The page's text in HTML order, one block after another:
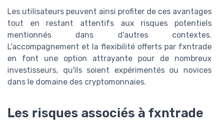
Les utilisateurs peuvent ainsi profiter de ces avantages
tout en restant attentifs aux risques potentiels
mentionnés dans d'autres contextes.
L'accompagnement et la flexibilité offerts par fxntrade
en font une option attrayante pour de nombreux
investisseurs, qu'ils soient expérimentés ou novices
dans le domaine des cryptomonnaies.
Les risques associés à fxntrade